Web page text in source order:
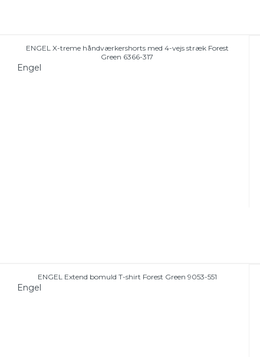
ENGEL X-treme håndværkershorts med 4-vejs stræk Forest
Green 6366-317
Engel
ENGEL Extend bomuld T-shirt Forest Green 9053-551
Engel